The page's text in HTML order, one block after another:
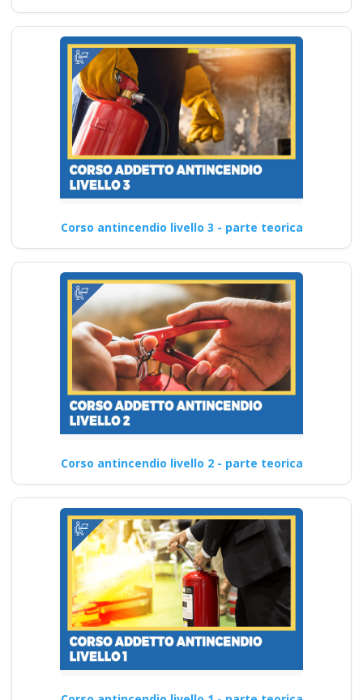
Corso antincendio livello 3 - parte teorica
Corso antincendio livello 2 - parte teorica